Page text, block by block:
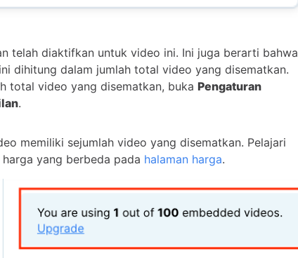
telah diaktifkan untuk video ini. Ini juga berarti bahwa
dihitung dalam jumlah total video yang disematkan.
total video yang disematkan, buka Pengaturan
.
memiliki sejumlah video yang disematkan. Pelajari
yang berbeda pada halaman harga.